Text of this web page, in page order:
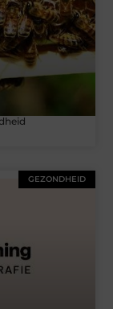
GEZONDHEID